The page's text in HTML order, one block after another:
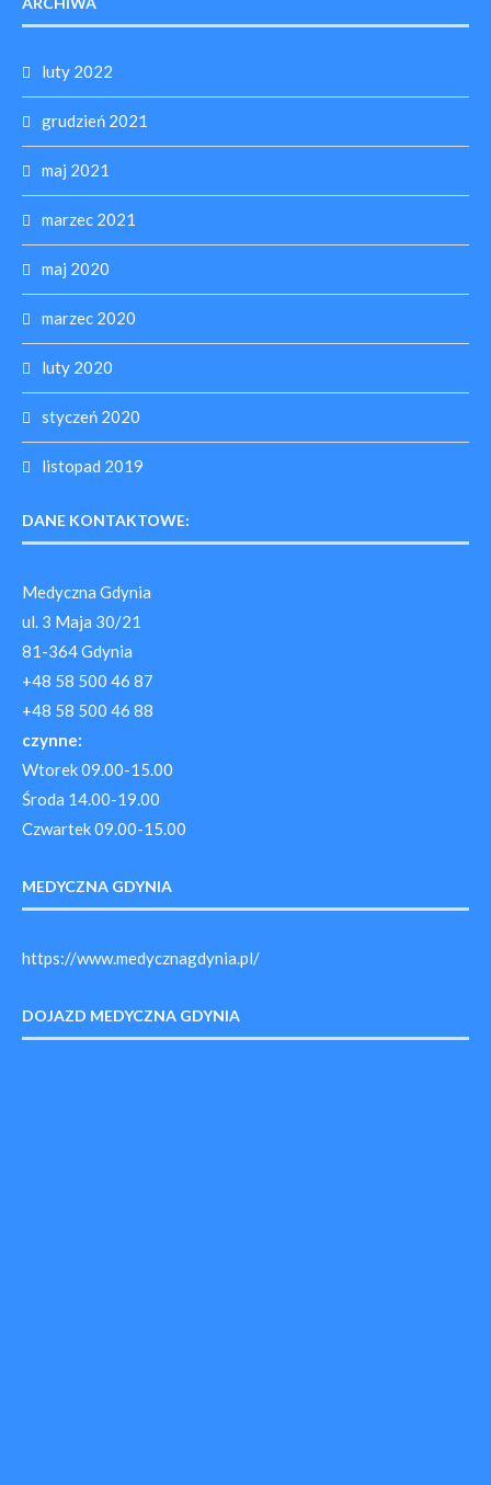
luty 2022
grudzień 2021
maj 2021
marzec 2021
maj 2020
marzec 2020
luty 2020
styczeń 2020
listopad 2019
DANE KONTAKTOWE:
Medyczna Gdynia
ul. 3 Maja 30/21
81-364 Gdynia
+48 58 500 46 87
+48 58 500 46 88
czynne:
Wtorek 09.00-15.00
Środa 14.00-19.00
Czwartek 09.00-15.00
MEDYCZNA GDYNIA
https://www.medycznagdynia.pl/
DOJAZD MEDYCZNA GDYNIA